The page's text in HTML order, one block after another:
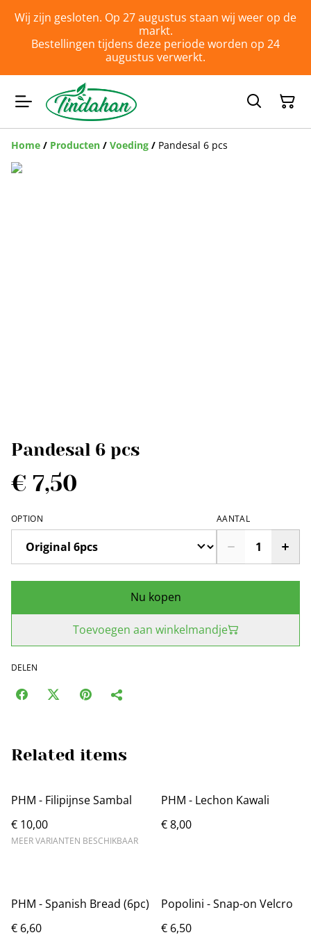
Wij zijn gesloten. Op 27 augustus staan wij weer op de
markt.
Bestellingen tijdens deze periode worden op 24
augustus verwerkt.
Home / Producten / Voeding / Pandesal 6 pcs
Pandesal 6 pcs
€ 7,50
OPTION AANTAL
Nu kopen
Toevoegen aan winkelmandje
DELEN
Related items
PHM - Filipijnse Sambal
€ 10,00
MEER VARIANTEN BESCHIKBAAR
PHM - Lechon Kawali
€ 8,00
PHM - Spanish Bread (6pc)
€ 6,60
Popolini - Snap-on Velcro
€ 6,50